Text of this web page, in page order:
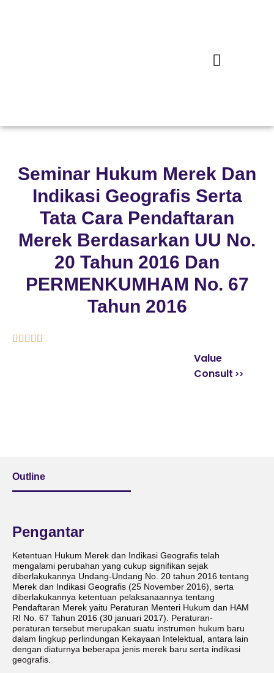
Seminar Hukum Merek Dan
Indikasi Geografis Serta
Tata Cara Pendaftaran
Merek Berdasarkan UU No.
20 Tahun 2016 Dan
PERMENKUMHAM No. 67
Tahun 2016
    
Value
Consult
Outline
Pengantar
Ketentuan Hukum Merek dan Indikasi Geografis telah
mengalami perubahan yang cukup signifikan sejak
diberlakukannya Undang-Undang No. 20 tahun 2016 tentang
Merek dan Indikasi Geografis (25 November 2016), serta
diberlakukannya ketentuan pelaksanaannya tentang
Pendaftaran Merek yaitu Peraturan Menteri Hukum dan HAM
RI No. 67 Tahun 2016 (30 januari 2017). Peraturan-
peraturan tersebut merupakan suatu instrumen hukum baru
dalam lingkup perlindungan Kekayaan Intelektual, antara lain
dengan diaturnya beberapa jenis merek baru serta indikasi
geografis.